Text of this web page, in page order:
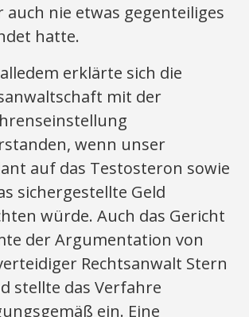
auch nie etwas gegenteiliges
hatte.
erklärte sich die
mit der
wenn unser
auf das Testosteron sowie
sichergestellte Geld
würde. Auch das Gericht
der Argumentation von
Rechtsanwalt Stern
stellte das Verfahre
ein. Eine